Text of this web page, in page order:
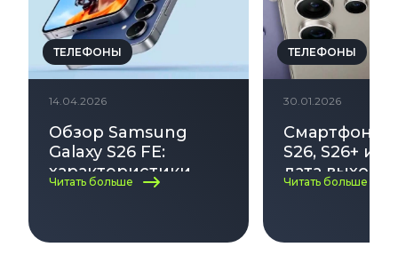
ТЕЛЕФОНЫ
14.04.2026
Обзор Samsung
Galaxy S26 FE:
характеристики,
дата выхода и цена
Читать больше
ТЕЛЕФОНЫ
30.01.2026
Смартфон
S26, S26+ и
дата выхода,
Читать больше